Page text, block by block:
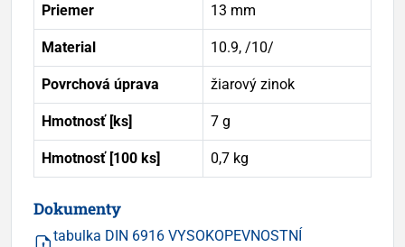
Priemer 13 mm
Material 10.9, /10/
Povrchová úprava žiarový zinok
Hmotnosť [ks] 7 g
Hmotnosť [100 ks] 0,7 kg
Dokumenty
tabulka DIN 6916 VYSOKOPEVNOSTNÍ